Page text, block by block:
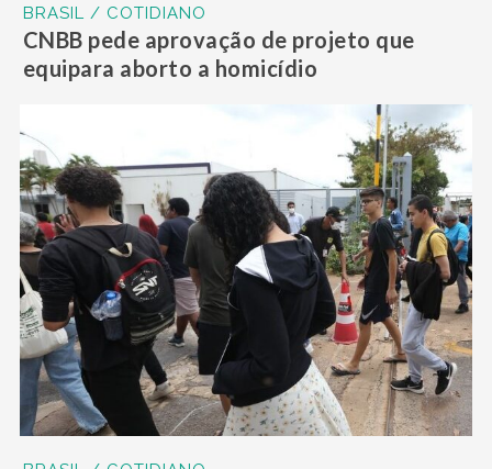
BRASIL / COTIDIANO
CNBB pede aprovação de projeto que
equipara aborto a homicídio